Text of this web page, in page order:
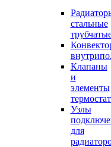
стальные
Клапаны
и
элементы
Узлы
для